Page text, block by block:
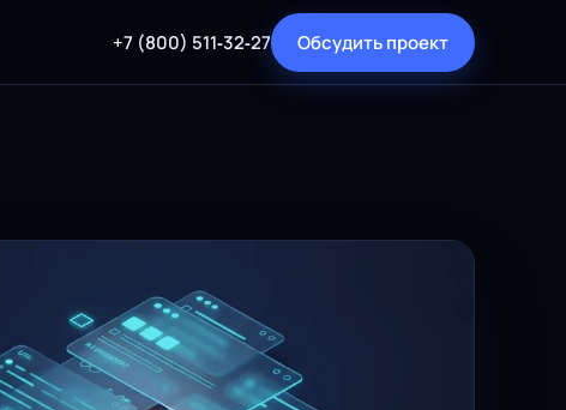
+7 (800) 511‑32‑27 Обсудить проект